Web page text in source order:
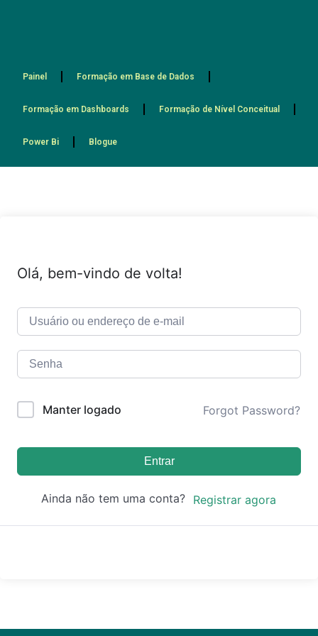
Painel Formação em Base de Dados
Formação em Dashboards Formação de Nível Conceitual
Power Bi Blogue
Olá, bem-vindo de volta!
Manter logado Forgot Password?
Entrar
Ainda não tem uma conta? Registrar agora